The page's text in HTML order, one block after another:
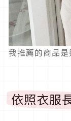
我推薦的商品是
依照衣服